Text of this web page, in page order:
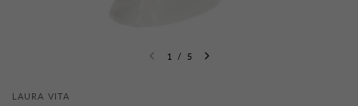
1 / 5
LAURA VITA